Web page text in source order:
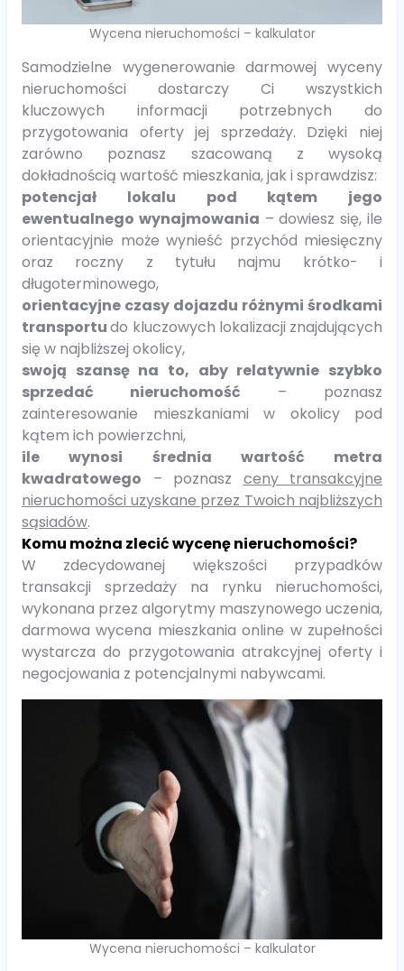
Wycena nieruchomości – kalkulator
Samodzielne wygenerowanie darmowej wyceny
nieruchomości dostarczy Ci wszystkich
kluczowych informacji potrzebnych do
przygotowania oferty jej sprzedaży. Dzięki niej
zarówno poznasz szacowaną z wysoką
dokładnością wartość mieszkania, jak i sprawdzisz:
potencjał lokalu pod kątem jego
ewentualnego wynajmowania – dowiesz się, ile
orientacyjnie może wynieść przychód miesięczny
oraz roczny z tytułu najmu krótko- i
długoterminowego,
orientacyjne czasy dojazdu różnymi środkami
transportudo kluczowych lokalizacji znajdujących
się w najbliższej okolicy,
swoją szansę na to, aby relatywnie szybko
sprzedać nieruchomość – poznasz
zainteresowanie mieszkaniami w okolicy pod
kątem ich powierzchni,
ile wynosi średnia wartość metra
kwadratowego – poznasz ceny transakcyjne
nieruchomości uzyskane przez Twoich najbliższych
sąsiadów.
Komu można zlecić wycenę nieruchomości?
W zdecydowanej większości przypadków
transakcji sprzedaży na rynku nieruchomości,
wykonana przez algorytmy maszynowego uczenia,
darmowa wycena mieszkania online w zupełności
wystarcza do przygotowania atrakcyjnej oferty i
negocjowania z potencjalnymi nabywcami.
Wycena nieruchomości – kalkulator